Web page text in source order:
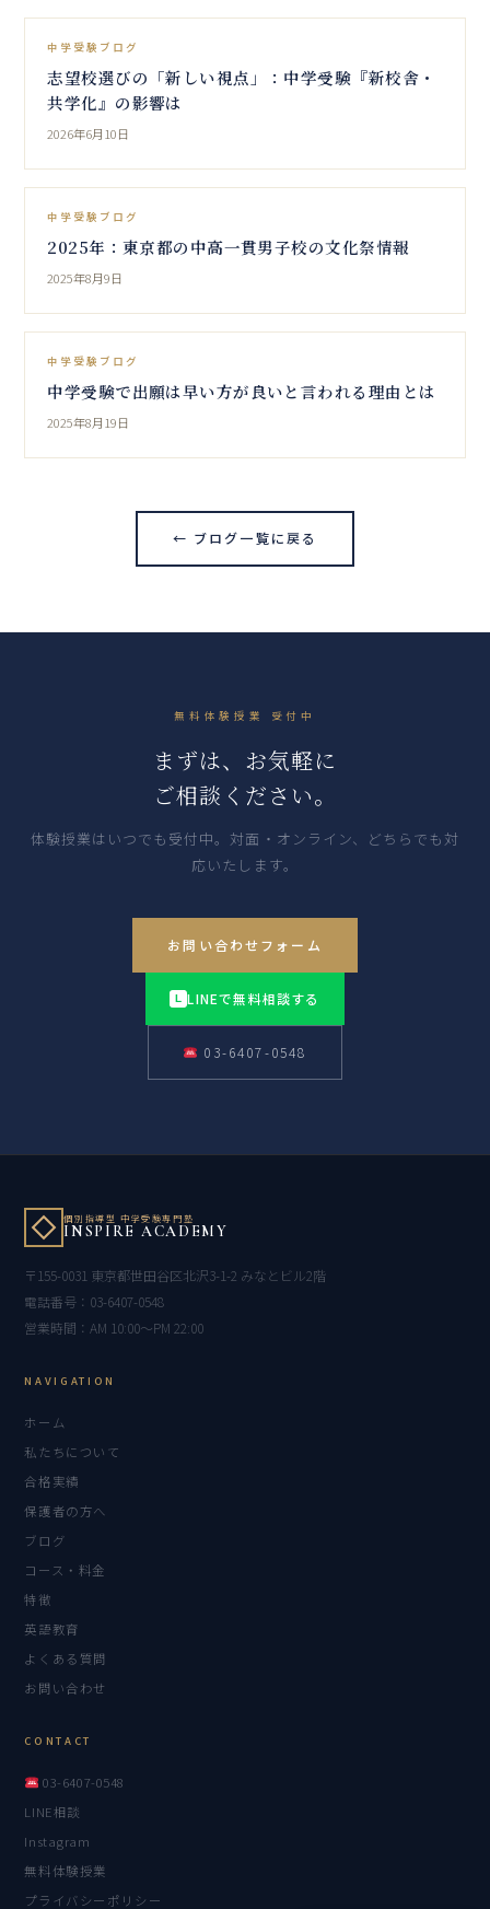
中学受験ブログ
志望校選びの「新しい視点」：中学受験『新校舎・
共学化』の影響は
2026年6月10日
中学受験ブログ
2025年：東京都の中高一貫男子校の文化祭情報
2025年8月9日
中学受験ブログ
中学受験で出願は早い方が良いと言われる理由とは
2025年8月19日
← ブログ一覧に戻る
無料体験授業 受付中
まずは、お気軽に
ご相談ください。
体験授業はいつでも受付中。対面・オンライン、どちらでも対
応いたします。
お問い合わせフォーム
L LINEで無料相談する
03-6407-0548
個別指導型 中学受験専門塾
INSPIRE ACADEMY
〒155-0031 東京都世田谷区北沢3-1-2 みなとビル2階
電話番号：03-6407-0548
営業時間：AM 10:00〜PM 22:00
NAVIGATION
ホーム
私たちについて
合格実績
保護者の方へ
ブログ
コース・料金
特徴
英語教育
よくある質問
お問い合わせ
CONTACT
03-6407-0548
LINE相談
Instagram
無料体験授業
プライバシーポリシー